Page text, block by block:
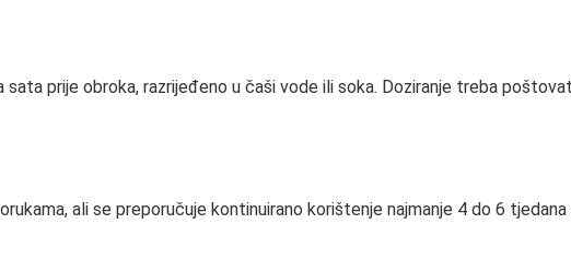
prije obroka, razrijeđeno u čaši vode ili soka. Doziranje treba
ali se preporučuje kontinuirano korištenje najmanje 4 do 6